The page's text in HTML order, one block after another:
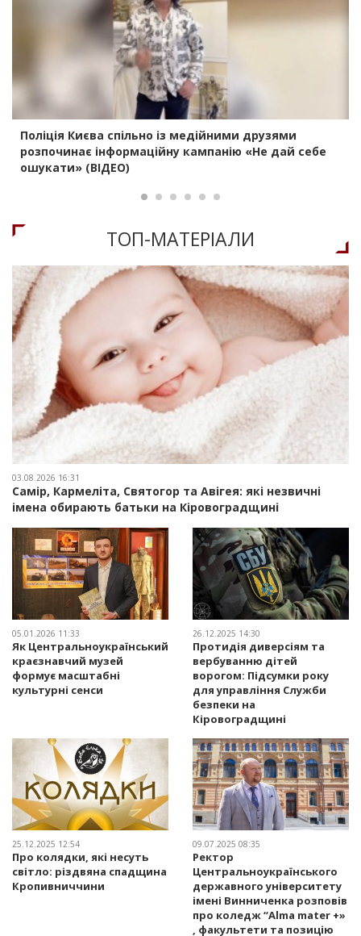
Поліція Києва спільно із медійними друзями
розпочинає інформаційну кампанію «Не дай себе
ошукати» (ВІДЕО)
ТОП-МАТЕРIАЛИ
03.08.2026 16:31
Самір, Кармеліта, Святогор та Авігея: які незвичні
імена обирають батьки на Кіровоградщині
05.01.2026 11:33
Як Центральноукраїнський
краєзнавчий музей
формує масштабні
культурні сенси
26.12.2025 14:30
Протидія диверсіям та
вербуванню дітей
ворогом: Підсумки року
для управління Служби
безпеки на
Кіровоградщині
25.12.2025 12:54
Про колядки, які несуть
світло: різдвяна спадщина
Кропивниччини
09.07.2025 08:35
Ректор
Центральноукраїнського
державного університету
імені Винниченка розповів
про коледж “Alma mater +»
, факультети та позицію